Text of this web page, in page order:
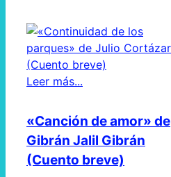
Leer más...
«Canción de amor» de
Gibrán Jalil Gibrán
(Cuento breve)